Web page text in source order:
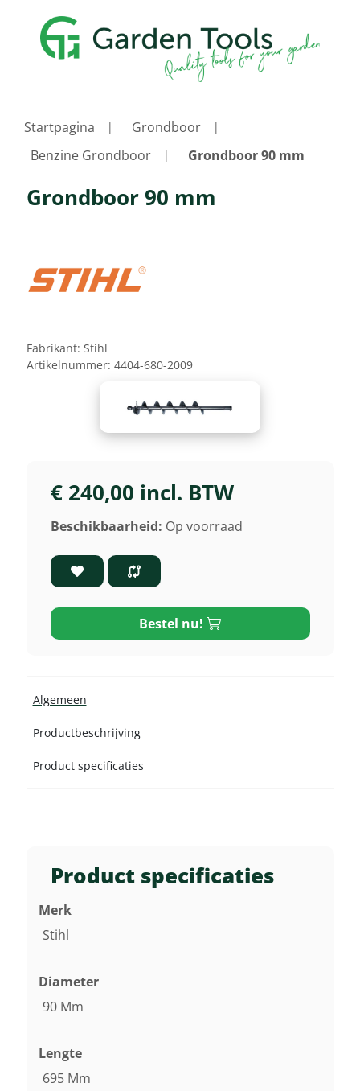
Startpagina
Grondboor
Benzine Grondboor
Grondboor 90 mm
Product specificaties
Merk
Stihl
Diameter
90 Mm
Lengte
695 Mm
Grondboor 90 mm
Fabrikant: Stihl
Artikelnummer: 4404-680-2009
€ 240,00 incl. BTW
Beschikbaarheid: Op voorraad
Bestel nu!
Algemeen
Productbeschrijving
Product specificaties